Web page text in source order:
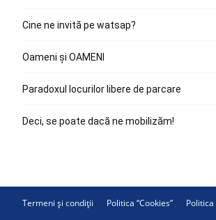
Cine ne invită pe watsap?
Oameni și OAMENI
Paradoxul locurilor libere de parcare
Deci, se poate dacă ne mobilizăm!
Termeni și condiții Politica “Cookies”